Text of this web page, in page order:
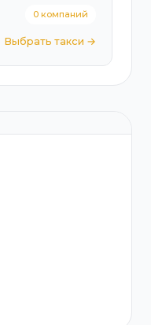
0 компаний
Выбрать такси →